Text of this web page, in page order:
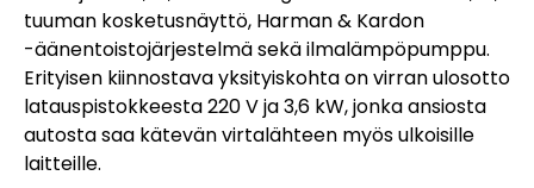
tuuman kosketusnäyttö, Harman & Kardon
-äänentoistojärjestelmä sekä ilmalämpöpumppu.
Erityisen kiinnostava yksityiskohta on virran ulosotto
latauspistokkeesta 220 V ja 3,6 kW, jonka ansiosta
autosta saa kätevän virtalähteen myös ulkoisille
laitteille.